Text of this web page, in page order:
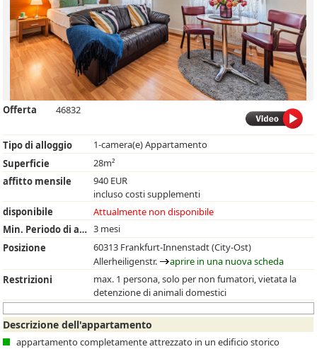
Offerta 46832
Tipo di alloggio
1-camera(e) Appartamento
Superficie
28m²
affitto mensile
940 EUR
incluso costi supplementi
disponibile
Attualmente non disponibile
Min. Periodo di affitto 3 mesi
Posizione
60313 Frankfurt-Innenstadt (City-Ost)
Allerheiligenstr.
aprire in una nuova scheda
Restrizioni
max. 1 persona, solo per non fumatori, vietata la
detenzione di animali domestici
Descrizione dell'appartamento
appartamento completamente attrezzato in un edificio storico